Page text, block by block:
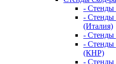
-
- Стенды
(Италия)
- Стенды
- Стенды
(КНР)
- Стенды